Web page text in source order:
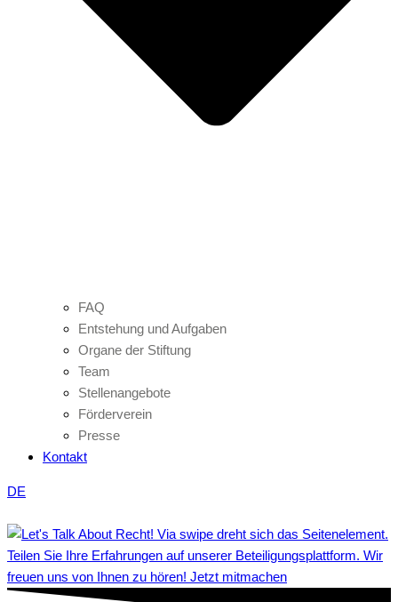
FAQ
Entstehung und Aufgaben
Organe der Stiftung
Team
Stellenangebote
Förderverein
Presse
Kontakt
DE
Teilen Sie Ihre Erfahrungen auf unserer Beteiligungsplattform. Wir
freuen uns von Ihnen zu hören! Jetzt mitmachen